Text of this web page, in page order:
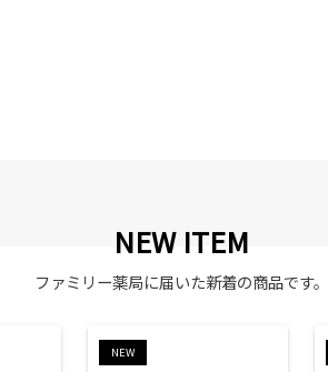
NEW ITEM
ファミリー薬局に届いた新着の商品です。
NEW